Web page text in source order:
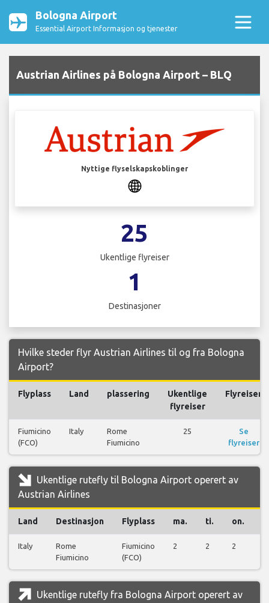
Bologna Airport
Essential Airport Informasjon og tjenester
Austrian Airlines på Bologna Airport – BLQ
Nyttige flyselskapskoblinger
25
Ukentlige flyreiser
1
Destinasjoner
Hvilke steder flyr Austrian Airlines til og fra Bologna
Airport?
Flyplass Land plassering
Ukentlige
flyreiser
Flyreiser
Fiumicino
(FCO)
Italy
Rome
Fiumicino
25
Se
flyreiser
Ukentlige rutefly til Bologna Airport operert av
Austrian Airlines
Land Destinasjon Flyplass ma. ti. on.
Italy
Rome
Fiumicino
Fiumicino
(FCO)
2 2 2
Ukentlige rutefly fra Bologna Airport operert av